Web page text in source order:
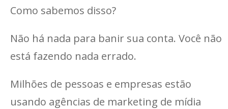
Como sabemos disso?
Não há nada para banir sua conta. Você não
está fazendo nada errado.
Milhões de pessoas e empresas estão
usando agências de marketing de mídia